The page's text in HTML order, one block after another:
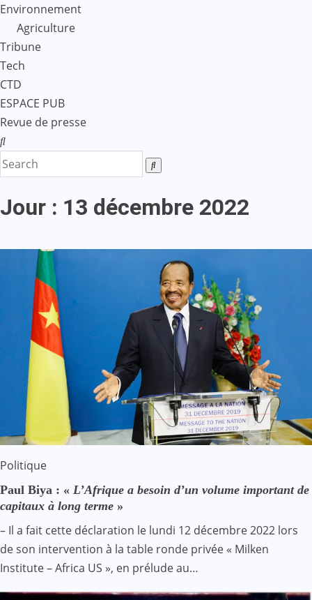
Environnement
Agriculture
Tribune
Tech
CTD
ESPACE PUB
Revue de presse
Jour : 13 décembre 2022
Politique
Paul Biya : « L’Afrique a besoin d’un volume important de
capitaux à long terme »
– Il a fait cette déclaration le lundi 12 décembre 2022 lors
de son intervention à la table ronde privée « Milken
Institute – Africa US », en prélude au…